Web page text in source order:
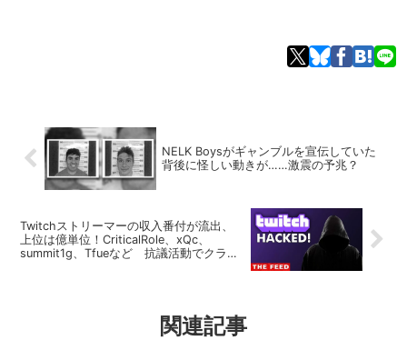
NELK Boysがギャンブルを宣伝していた
背後に怪しい動きが……激震の予兆？
Twitchストリーマーの収入番付が流出、
上位は億単位！CriticalRole、xQc、
summit1g、Tfueなど 抗議活動でクラッ
関連記事